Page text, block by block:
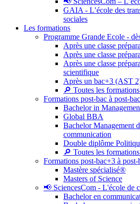
GAIA - L’école des
sociales
Les formations
Programme Grande Ecole -
Après une classe
Après une classe
Après une classe
scientifique
Après un bac+3 (AST
🔎 Toutes les
Formations post-bac à post-
Bachelor in
Global BBA
Bachelor Management
communication
Double diplôme
🔎 Toutes les
Formations post-bac+3 à post-
Mastère spécialisé®
Masters of Science
📢 SciencesCom - L'école de
Bachelor en